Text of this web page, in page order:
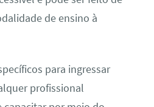
de ensino à
para ingressar
profissional